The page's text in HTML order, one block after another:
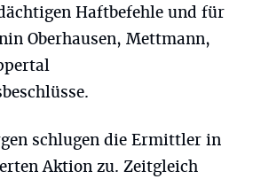
Haftbefehle und für
Oberhausen, Mettmann,
schlugen die Ermittler in
Aktion zu. Zeitgleich